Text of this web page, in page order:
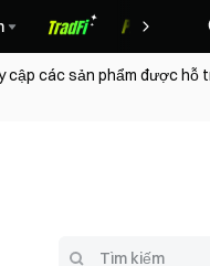
cập các sản phẩm được hỗ